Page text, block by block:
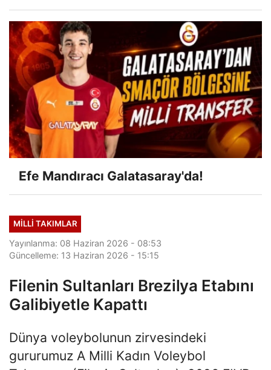
Efe Mandıracı Galatasaray'da!
MILLI TAKIMLAR
Yayınlanma: 08 Haziran 2026 - 08:53
Güncelleme: 13 Haziran 2026 - 15:15
Filenin Sultanları Brezilya Etabını
Galibiyetle Kapattı
Dünya voleybolunun zirvesindeki
gururumuz A Milli Kadın Voleybol